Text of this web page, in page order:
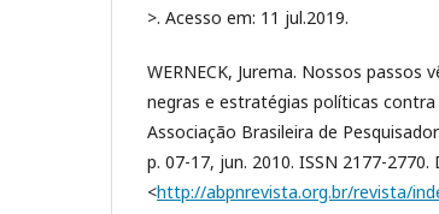
>. Acesso em: 11 jul.2019.
WERNECK, Jurema. Nossos
negras e estratégias políticas
Associação Brasileira de
p. 07-17, jun. 2010. ISSN 2177-2770.
<http://abpnrevista.org.br/revista/